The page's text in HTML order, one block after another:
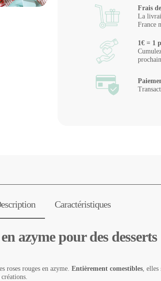
Frais
La
France
1€ = 1
Caractéristiques
azyme pour des desserts
roses rouges en azyme. Entièrement comestibles ,